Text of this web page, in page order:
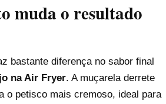
muda o resultado
bastante diferença no sabor final
na Air Fryer. A muçarela derrete
o petisco mais cremoso, ideal para